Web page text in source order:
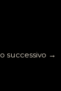
successivo →